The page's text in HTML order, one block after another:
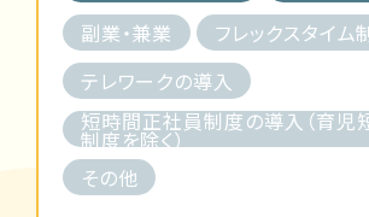
副業・兼業
フレックスタイム
テレワークの導入
短時間正社員制度の導入（育児
制度を除く）
その他